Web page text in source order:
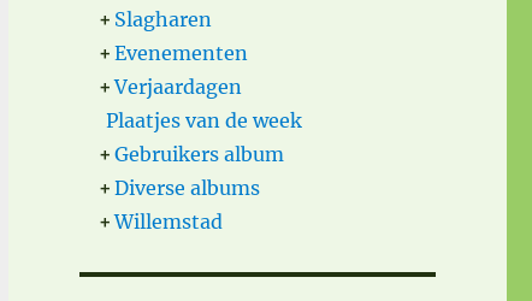
+ Slagharen
+ Evenementen
+Verjaardagen
Plaatjes van de week
+ Gebruikers album
+ Diverse albums
+Willemstad